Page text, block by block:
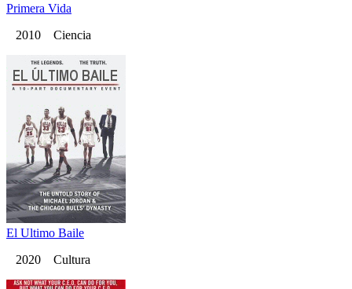
Primera Vida
2010 Ciencia
El Ultimo Baile
2020 Cultura